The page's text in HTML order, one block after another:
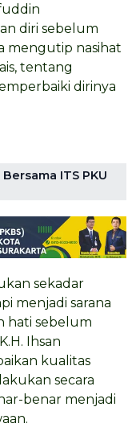
diri sebelum
mengutip nasihat
tentang
dirinya
ITS PKU
sekadar
menjadi sarana
hati sebelum
Ihsan
kualitas
secara
benar menjadi